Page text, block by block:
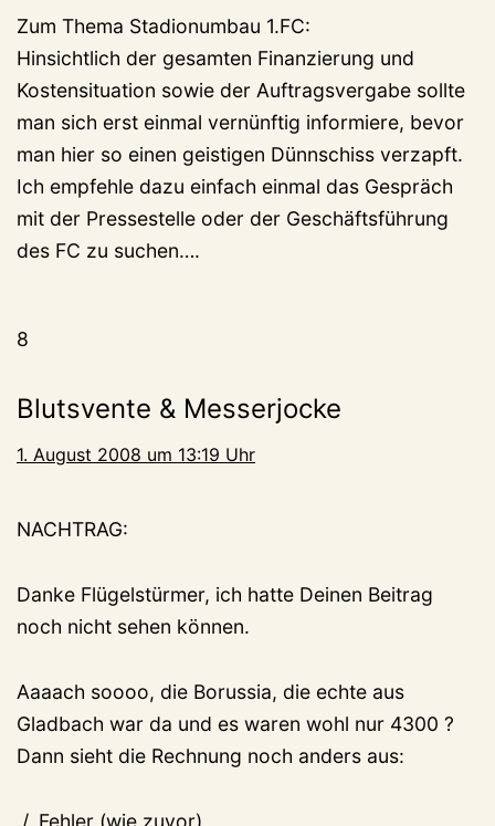
Zum Thema Stadionumbau 1.FC:
Hinsichtlich der gesamten Finanzierung und
Kostensituation sowie der Auftragsvergabe sollte
man sich erst einmal vernünftig informiere, bevor
man hier so einen geistigen Dünnschiss verzapft.
Ich empfehle dazu einfach einmal das Gespräch
mit der Pressestelle oder der Geschäftsführung
des FC zu suchen….
8
Blutsvente & Messerjocke
1. August 2008 um 13:19 Uhr
NACHTRAG:
Danke Flügelstürmer, ich hatte Deinen Beitrag
noch nicht sehen können.
Aaaach soooo, die Borussia, die echte aus
Gladbach war da und es waren wohl nur 4300 ?
Dann sieht die Rechnung noch anders aus:
./. Fehler (wie zuvor)